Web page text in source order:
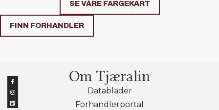
SE VÅRE FARGEKART
FINN FORHANDLER
Om Tjæralin
Datablader
Forhandlerportal